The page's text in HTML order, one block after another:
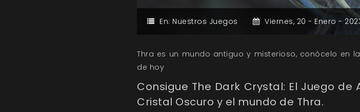
En: Nuestros Juegos Viernes, 20 - Enero -
Thra es un mundo antiguo y misterioso, conócelo en
de hoy
Consigue The Dark Crystal: El Juego
Cristal Oscuro y el mundo de Thra.